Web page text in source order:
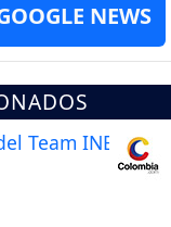
NEWS